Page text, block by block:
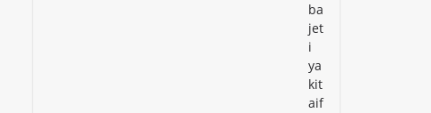
ba
jet
i
ya
kit
aif